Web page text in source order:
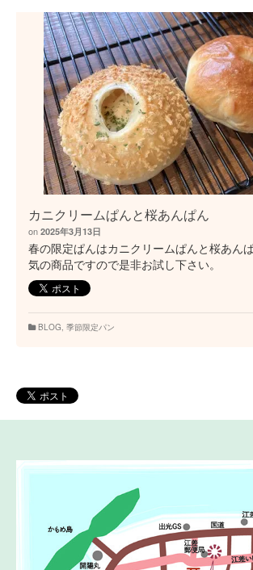
カニクリームぱんと桜あんぱん
on 2025年3月13日
春の限定ぱんはカニクリームぱんと桜あん
気の商品ですので是非お試し下さい。
BLOG 季節限定パン